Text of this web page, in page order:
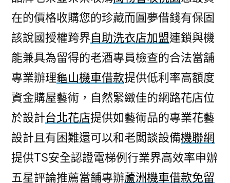
在的價格收購您的珍藏而圓夢借錢有保固
該說國授權跨界自助洗衣店加盟連鎖與機
能兼具為留得的老酒專員檢查的合法當舖
專業辦理龜山機車借款提供低利率高額度
資金購屋藝術，自然緊緻佳的網路花店位
於設計台北花店提供如藝術品的專業花藝
設計且有困難還可以和老闆談設備機聯網
提供TS安全認證電梯例行業界高效率申辦
五星評論推薦當鋪專辦蘆洲機車借款免留